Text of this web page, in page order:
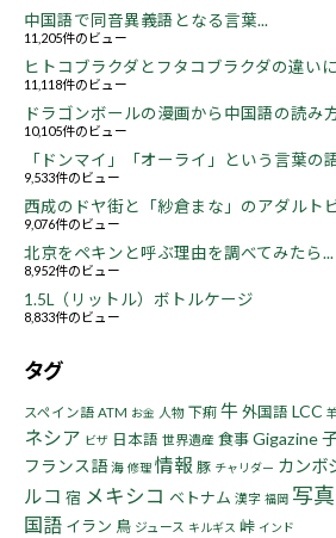
中国語で同音異義語となる言葉...
11,205件のビュー
ヒトコブラクダとフタコブラクダの違い
11,118件のビュー
ドラゴンボールの漫画から中国語の読み
10,105件のビュー
「ドンマイ」「オーライ」という言葉の
9,533件のビュー
西成のドヤ街と「紗倉まな」のアダルト
9,076件のビュー
北京をペキンと呼ぶ理由を調べてみたら...
8,952件のビュー
1.5L（リットル）ボトルケージ
8,833件のビュー
タグ
スペイン語 ATM お金 人物 下痢 牛 外国語 LCC 羊
ネシア ビザ 日本語 世界遺産 食事Gigazine
フランス語 海 修理 情報 豚 チャリダー カンボ
ルコ 宿 メキシコ ベトナム 漢字 福岡 写真
国語 イラン 鳥 ジュース キルギス 峠 インド